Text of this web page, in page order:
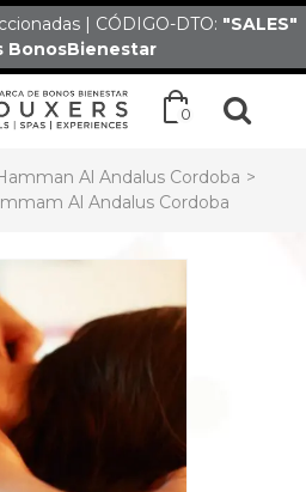
| CÓDIGO-DTO: "SALES"
BonosBienestar
0
Al Andalus Cordoba >
Al Andalus Cordoba